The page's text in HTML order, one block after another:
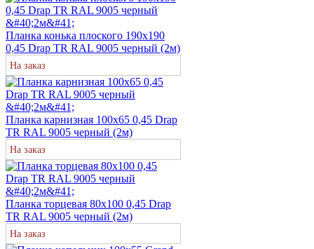
Планка конька плоского 190х190
0,45 Drap TR RAL 9005 черный (2м)
На заказ
Планка карнизная 100х65 0,45 Drap
TR RAL 9005 черный (2м)
На заказ
Планка торцевая 80х100 0,45 Drap
TR RAL 9005 черный (2м)
На заказ